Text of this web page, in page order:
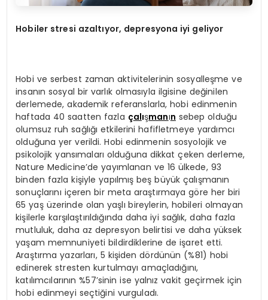
Hobiler stresi azaltıyor, depresyona iyi geliyor
Hobi ve serbest zaman aktivitelerinin sosyalleşme ve
insanın sosyal bir varlık olmasıyla ilgisine değinilen
derlemede, akademik referanslarla, hobi edinmenin
haftada 40 saatten fazla çalışmanın sebep olduğu
olumsuz ruh sağlığı etkilerini hafifletmeye yardımcı
olduğuna yer verildi. Hobi edinmenin sosyolojik ve
psikolojik yansımaları olduğuna dikkat çeken derleme,
Nature Medicine’de yayımlanan ve 16 ülkede, 93
binden fazla kişiyle yapılmış beş büyük çalışmanın
sonuçlarını içeren bir meta araştırmaya göre her biri
65 yaş üzerinde olan yaşlı bireylerin, hobileri olmayan
kişilerle karşılaştırıldığında daha iyi sağlık, daha fazla
mutluluk, daha az depresyon belirtisi ve daha yüksek
yaşam memnuniyeti bildirdiklerine de işaret etti.
Araştırma yazarları, 5 kişiden dördünün (%81) hobi
edinerek stresten kurtulmayı amaçladığını,
katılımcılarının %57’sinin ise yalnız vakit geçirmek için
hobi edinmeyi seçtiğini vurguladı.